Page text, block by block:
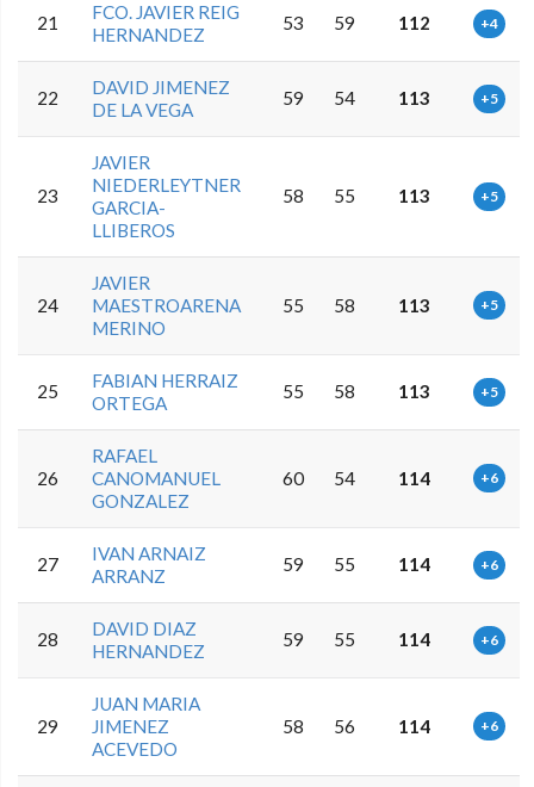
21
FCO. JAVIER REIG
HERNANDEZ
53 59 112 +4
22
DAVID JIMENEZ
DE LA VEGA
59 54 113 +5
23
JAVIER
NIEDERLEYTNER
GARCIA-
LLIBEROS
58 55 113 +5
24
JAVIER
MAESTROARENA
MERINO
55 58 113 +5
25
FABIAN HERRAIZ
ORTEGA
55 58 113 +5
26
RAFAEL
CANOMANUEL
GONZALEZ
60 54 114 +6
27
IVAN ARNAIZ
ARRANZ
59 55 114 +6
28
DAVID DIAZ
HERNANDEZ
59 55 114 +6
29
JUAN MARIA
JIMENEZ
ACEVEDO
58 56 114 +6